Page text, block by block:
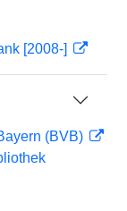
[2008-]
(BVB)